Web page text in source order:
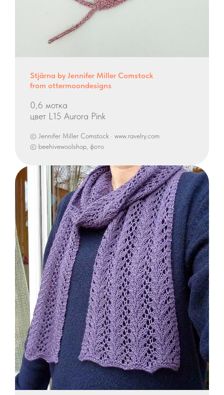
Stjärna by Jennifer Miller Comstock
from ottermoondesigns
0,6 мотка
цвет L15 Aurora Pink
© Jennifer Miller Comstock · www.ravelry.com
© beehivewoolshop, фото